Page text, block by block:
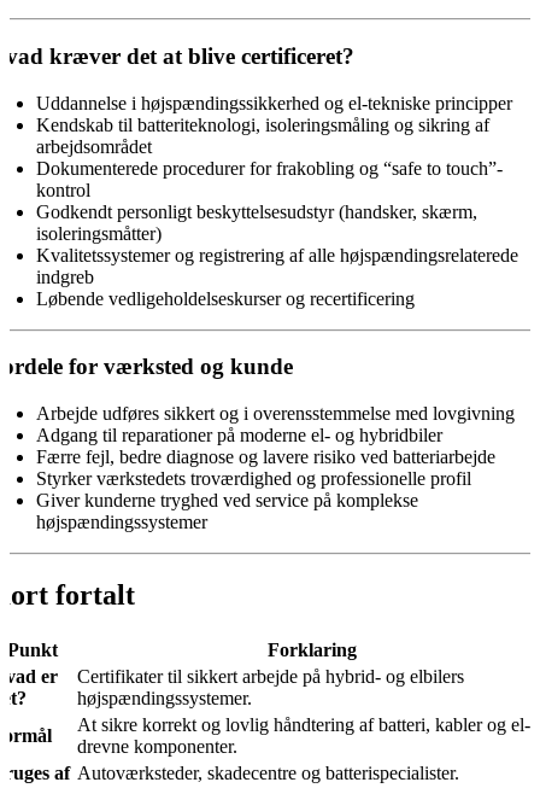
kræver det at blive certificeret?
Uddannelse i højspændingssikkerhed og el-tekniske principper
Kendskab til batteriteknologi, isoleringsmåling og sikring af
arbejdsområdet
Dokumenterede procedurer for frakobling og “safe to touch”-
kontrol
Godkendt personligt beskyttelsesudstyr (handsker, skærm,
isoleringsmåtter)
Kvalitetssystemer og registrering af alle højspændingsrelaterede
indgreb
Løbende vedligeholdelseskurser og recertificering
for værksted og kunde
Arbejde udføres sikkert og i overensstemmelse med lovgivning
Adgang til reparationer på moderne el- og hybridbiler
Færre fejl, bedre diagnose og lavere risiko ved batteriarbejde
Styrker værkstedets troværdighed og professionelle profil
Giver kunderne tryghed ved service på komplekse
højspændingssystemer
fortalt
Punkt
Forklaring
er
Certifikater til sikkert arbejde på hybrid- og elbilers
højspændingssystemer.
At sikre korrekt og lovlig håndtering af batteri, kabler og el-
drevne komponenter.
af Autoværksteder, skadecentre og batterispecialister.